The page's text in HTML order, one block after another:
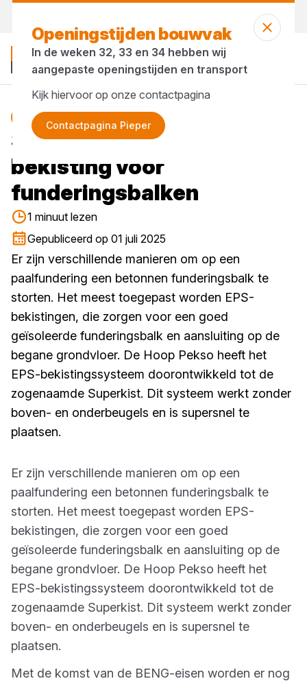
Blog
Supersnel een EPS
bekisting voor
funderingsbalken
1 minuut lezen
Gepubliceerd op 01 juli 2025
Er zijn verschillende manieren om op een
paalfundering een betonnen funderingsbalk te
storten. Het meest toegepast worden EPS-
bekistingen, die zorgen voor een goed
geïsoleerde funderingsbalk en aansluiting op de
begane grondvloer. De Hoop Pekso heeft het
EPS-bekistingssysteem doorontwikkeld tot de
zogenaamde Superkist. Dit systeem werkt zonder
boven- en onderbeugels en is supersnel te
plaatsen.
Er zijn verschillende manieren om op een
paalfundering een betonnen funderingsbalk te
storten. Het meest toegepast worden EPS-
bekistingen, die zorgen voor een goed
geïsoleerde funderingsbalk en aansluiting op de
begane grondvloer. De Hoop Pekso heeft het
EPS-bekistingssysteem doorontwikkeld tot de
zogenaamde Superkist. Dit systeem werkt zonder
boven- en onderbeugels en is supersnel te
plaatsen.
Met de komst van de BENG-eisen worden er nog
Openingstijden bouwvak
In de weken 32, 33 en 34 hebben wij
aangepaste openingstijden en transport
Kijk hiervoor op onze contactpagina
Contactpagina Pieper